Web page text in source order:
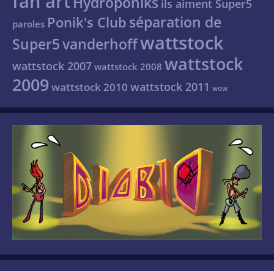
ils aiment Super5
paroles Ponik's Club séparation de
Super5vanderhoffwattstock
wattstock 2007 wattstock 2008 wattstock
2009 wattstock 2010 wattstock 2011 wow